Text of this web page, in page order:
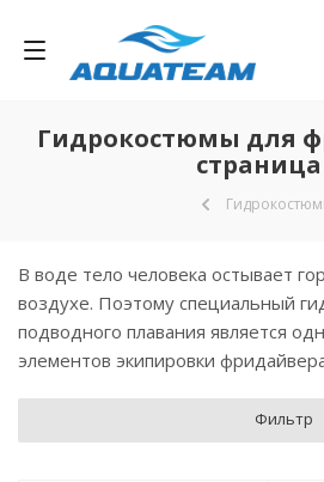
Гидрокостюмы для
страница
В воде тело человека остывает
воздухе. Поэтому специальный
подводного плавания является
элементов экипировки
Фильтр